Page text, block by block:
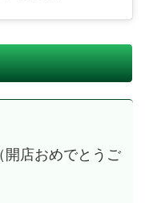
店おめでとうご